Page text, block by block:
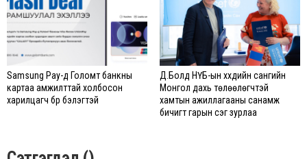
Samsung Pay-д Голомт банкны
картаа амжилттай холбосон
харилцагч бүр бэлэгтэй
Д.Болд НҮБ-ын хүүхдийн сангийн
Монгол дахь төлөөлөгчтэй
хамтын ажиллагааны санамж
бичигт гарын үсэг зурлаа